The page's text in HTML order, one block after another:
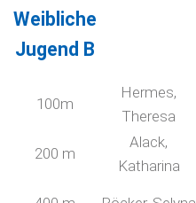
Weibliche
Jugend B
100m
Hermes,
Theresa
200 m
Alack,
Katharina